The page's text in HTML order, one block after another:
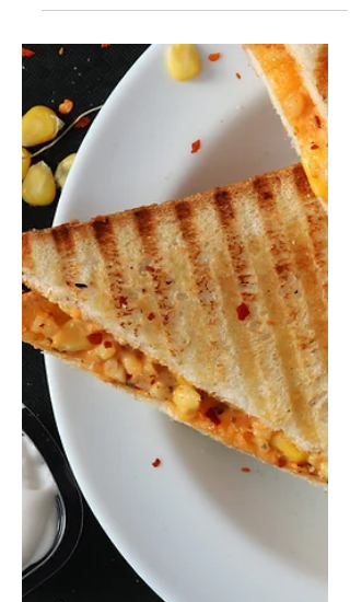
La ricotta rappresenta l’ultima parte che si
Possiede una quota proteica inferiore
rispetto ad...